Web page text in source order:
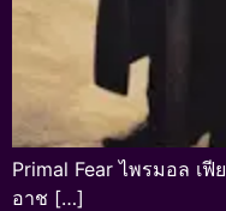
Primal Fear ไพรมอล
อาช […]